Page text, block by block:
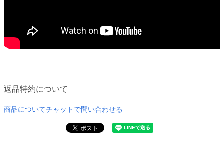
返品特約について
商品についてチャットで問い合わせる